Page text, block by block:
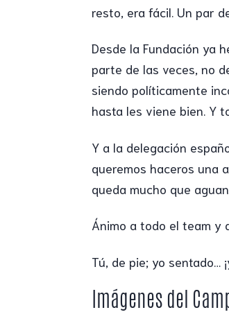
resto, era fácil. Un par
Desde la Fundación ya
parte de las veces, no
siendo políticamente
hasta les viene bien. Y
Y a la delegación
queremos haceros una
queda mucho que
Ánimo a todo el team y
Tú, de pie; yo sentado…
Imágenes del